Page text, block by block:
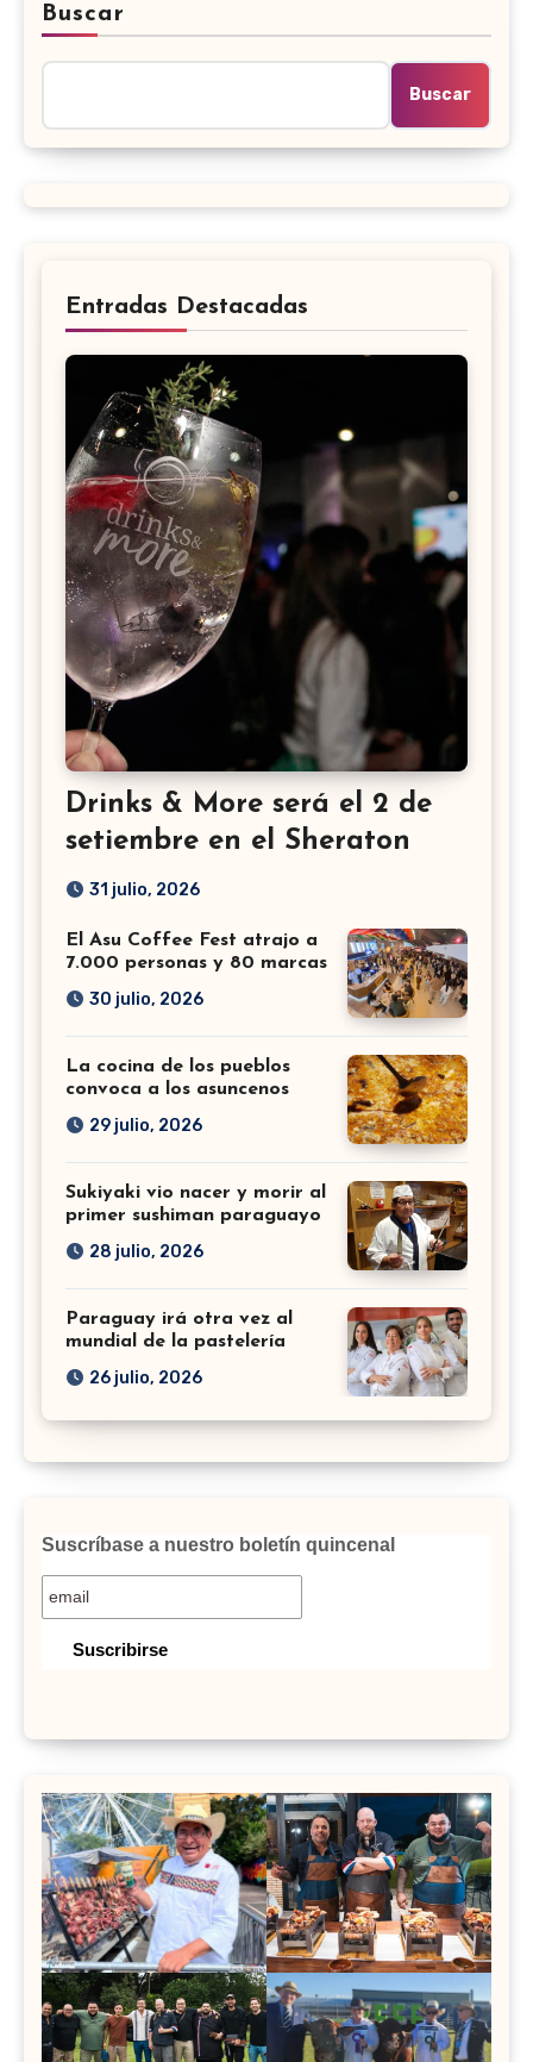
Buscar
Buscar
Entradas Destacadas
Drinks & More será el 2 de
setiembre en el Sheraton
31 julio, 2026
El Asu Coffee Fest atrajo a
7.000 personas y 80 marcas
30 julio, 2026
La cocina de los pueblos
convoca a los asuncenos
29 julio, 2026
Sukiyaki vio nacer y morir al
primer sushiman paraguayo
28 julio, 2026
Paraguay irá otra vez al
mundial de la pastelería
26 julio, 2026
Suscríbase a nuestro boletín quincenal